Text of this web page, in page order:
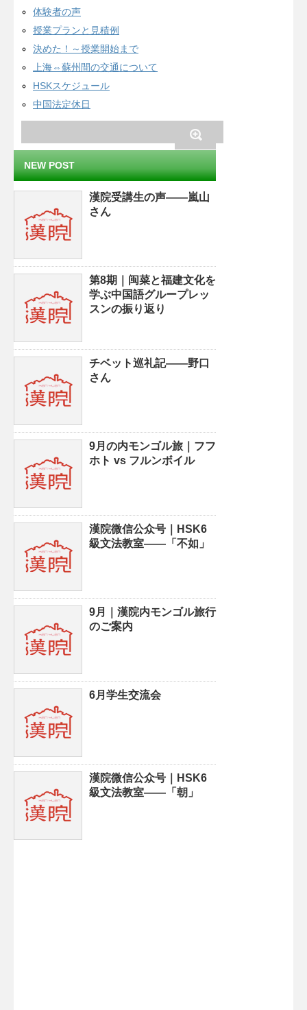
体験者の声
授業プランと見積例
決めた！～授業開始まで
上海⇔蘇州間の交通について
HSKスケジュール
中国法定休日
NEW POST
漢院受講生の声——嵐山
さん
第8期｜闽菜と福建文化を
学ぶ中国語グループレッ
スンの振り返り
チベット巡礼記——野口
さん
9月の内モンゴル旅｜フフ
ホト vs フルンボイル
漢院微信公众号｜HSK6
級文法教室——「不如」
9月｜漢院内モンゴル旅行
のご案内
6月学生交流会
漢院微信公众号｜HSK6
級文法教室——「朝」